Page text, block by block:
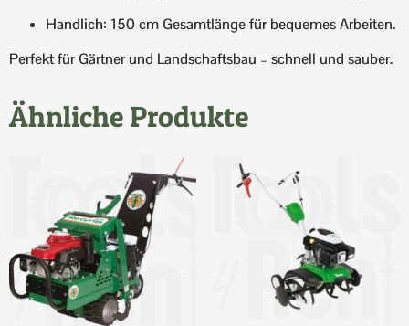
Handlich: 150 cm Gesamtlänge für bequemes Arbeiten.
Perfekt für Gärtner und Landschaftsbau – schnell und sauber.
Ähnliche Produkte